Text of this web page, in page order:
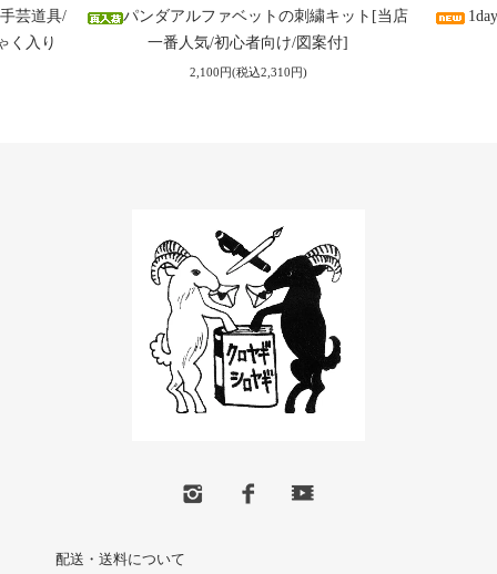
芸道具/
く入り
パンダアルファベットの刺繍キット[当店
一番人気/初心者向け/図案付]
2,100円(税込2,310円)
配送・送料について